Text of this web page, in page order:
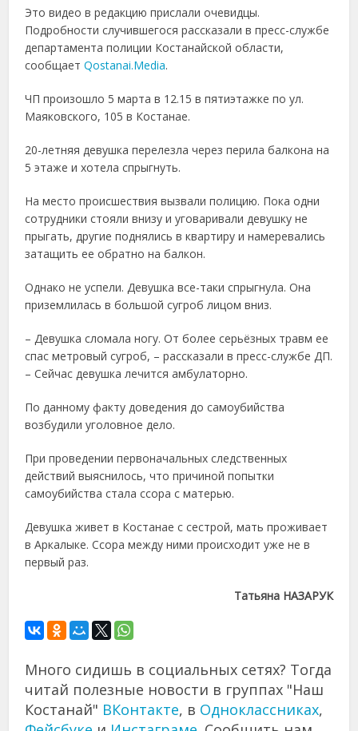
Это видео в редакцию прислали очевидцы.
Подробности случившегося рассказали в пресс-службе
департамента полиции Костанайской области,
сообщаетQostanai.Media.
ЧП произошло 5 марта в 12.15 в пятиэтажке по ул.
Маяковского, 105 в Костанае.
20-летняя девушка перелезла через перила балкона на
5 этаже и хотела спрыгнуть.
На место происшествия вызвали полицию. Пока одни
сотрудники стояли внизу и уговаривали девушку не
прыгать, другие поднялись в квартиру и намеревались
затащить ее обратно на балкон.
Однако не успели. Девушка все-таки спрыгнула. Она
приземлилась в большой сугроб лицом вниз.
– Девушка сломала ногу. От более серьёзных травм ее
спас метровый сугроб, – рассказали в пресс-службе ДП.
– Сейчас девушка лечится амбулаторно.
По данному факту доведения до самоубийства
возбудили уголовное дело.
При проведении первоначальных следственных
действий выяснилось, что причиной попытки
самоубийства стала ссора с матерью.
Девушка живет в Костанае с сестрой, мать проживает
в Аркалыке. Ссора между ними происходит уже не в
первый раз.
Татьяна НАЗАРУК
Много сидишь в социальных сетях? Тогда
читай полезные новости в группах "Наш
Костанай" ВКонтакте, в Одноклассниках,